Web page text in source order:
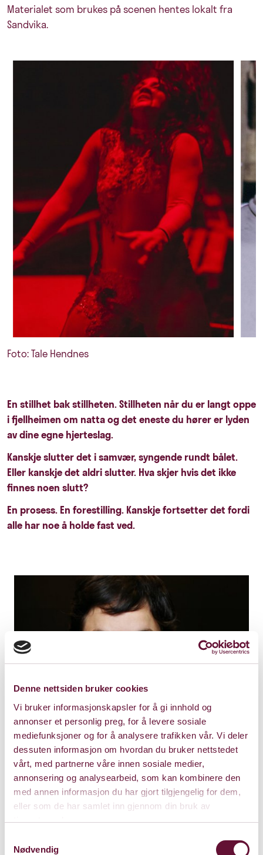
Denne nettsiden bruker cookies
Vi bruker informasjonskapsler for å gi innhold og
annonser et personlig preg, for å levere sosiale
mediefunksjoner og for å analysere trafikken vår. Vi deler
dessuten informasjon om hvordan du bruker nettstedet
vårt, med partnerne våre innen sosiale medier,
annonsering og analysearbeid, som kan kombinere den
med annen informasjon du har gjort tilgjengelig for dem,
eller som de har samlet inn gjennom din bruk av
tjenestene deres.
Nødvendig
Materialet som brukes på scenen hentes lokalt fra
Sandvika.
Foto: Tale Hendnes
En stillhet bak stillheten. Stillheten når du er langt oppe
i fjellheimen om natta og det eneste du hører er lyden
av dine egne hjerteslag.
Kanskje slutter det i samvær, syngende rundt bålet.
Eller kanskje det aldri slutter. Hva skjer hvis det ikke
finnes noen slutt?
En prosess. En forestilling. Kanskje fortsetter det fordi
alle har noe å holde fast ved.